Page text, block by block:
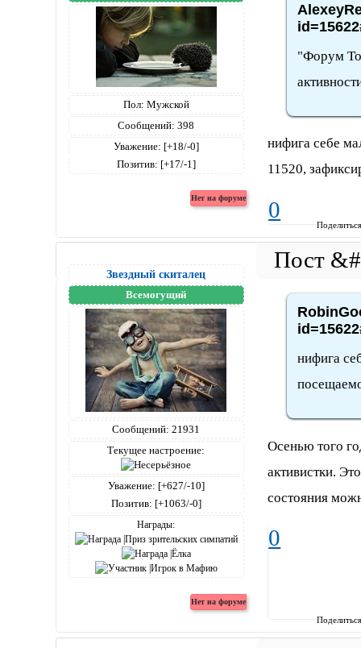
Пол: Мужской
Сообщений: 398
Уважение: [+18/-0]
Позитив: [+17/-1]
"Форум
нифига себе
11520,
0
Звездный скиталец
Всемогущий
Сообщений: 21931
Текущее настроение:
Уважение: [+627/-10]
Позитив: [+1063/-0]
Награды:
нифига
Осенью того
активистки.
состояния
0